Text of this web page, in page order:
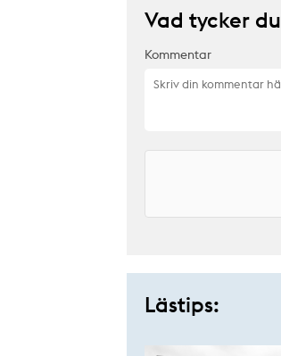
Vad tycker
Kommentar
Lästips: